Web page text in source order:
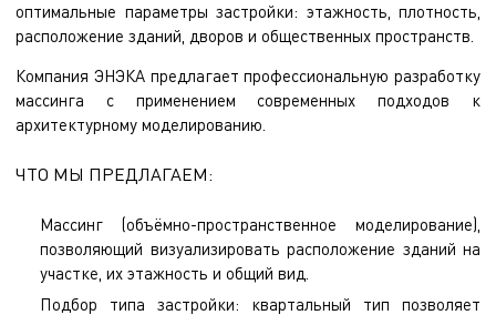
оптимальные параметры застройки: этажность, плотность,
расположение зданий, дворов и общественных пространств.
Компания ЭНЭКА предлагает профессиональную разработку
массинга с применением современных подходов к
архитектурному моделированию.
ЧТО МЫ ПРЕДЛАГАЕМ:
Массинг (объёмно-пространственное моделирование),
позволяющий визуализировать расположение зданий на
участке, их этажность и общий вид.
Подбор типа застройки: квартальный тип позволяет